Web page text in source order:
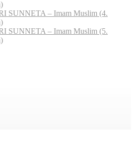
SUNNETA – Imam Muslim (4.
SUNNETA – Imam Muslim (5.